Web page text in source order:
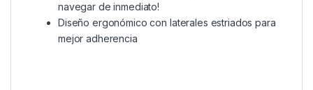
navegar de inmediato!
Diseño ergonómico con laterales estriados para
mejor adherencia